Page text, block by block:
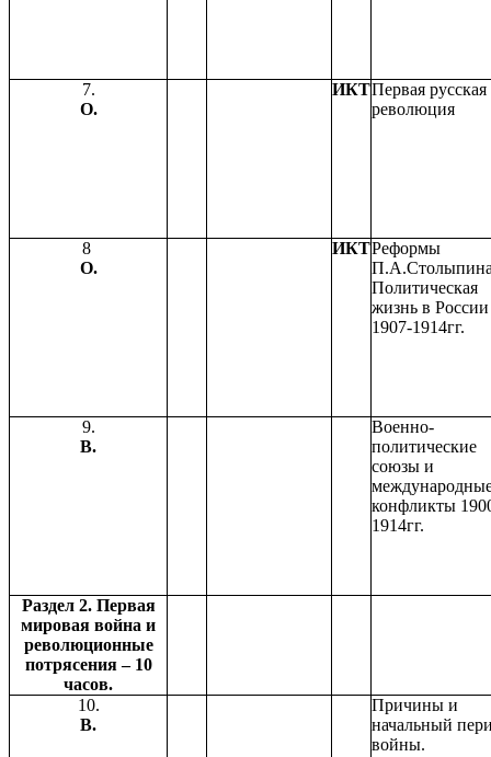
7.
О.
ИКТПервая русская
революция
8
О.
ИКТРеформы
Политическая
жизнь в
1907-1914гг.
9.
В.
Военно-
политические
союзы и
конфликты
1914гг.
Раздел 2. Первая
мировая война и
революционные
потрясения – 10
часов.
10.
В.
Причины и
начальный
войны.